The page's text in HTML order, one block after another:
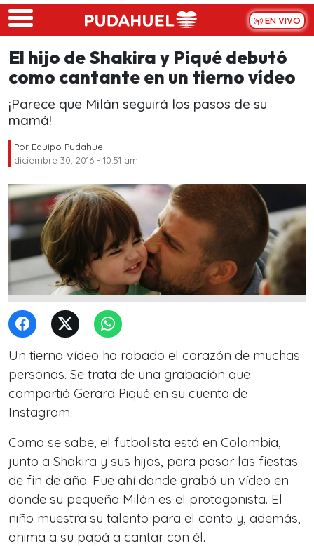
Skip to main content
EN VIVO
El hijo de Shakira y Piqué debutó
como cantante en un tierno vídeo
¡Parece que Milán seguirá los pasos de su
mamá!
Por Equipo Pudahuel
diciembre 30, 2016 - 10:51 am
Un tierno vídeo ha robado el corazón de muchas
personas. Se trata de una grabación que
compartió Gerard Piqué en su cuenta de
Instagram.
Como se sabe, el futbolista está en Colombia,
junto a Shakira y sus hijos, para pasar las fiestas
de fin de año. Fue ahí donde grabó un vídeo en
donde su pequeño Milán es el protagonista. El
niño muestra su talento para el canto y, además,
anima a su papá a cantar con él.